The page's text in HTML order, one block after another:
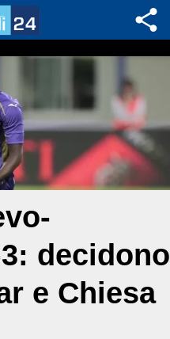
decidono
e Chiesa